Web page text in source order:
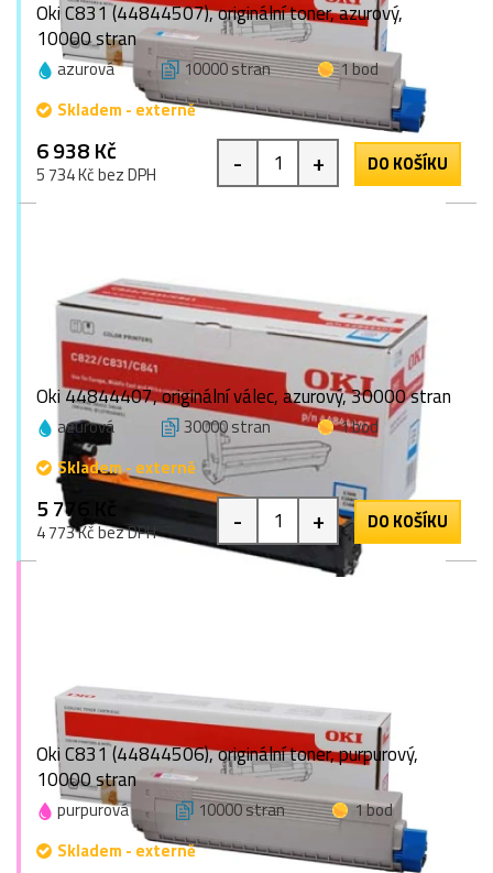
Oki C831 (44844507), originální toner, azurový,
10000 stran
azurová 10000 stran
1 bod
Skladem - externě
6 938 Kč
5 734 Kč bez DPH - + DO KOŠÍKU
Oki 44844407, originální válec, azurový, 30000 stran
azurová 30000 stran
1 bod
Skladem - externě
5 776 Kč
4 773 Kč bez DPH - + DO KOŠÍKU
Oki C831 (44844506), originální toner, purpurový,
10000 stran
purpurová 10000 stran
1 bod
Skladem - externě